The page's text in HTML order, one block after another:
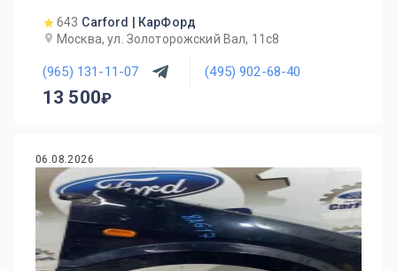
643 Carford | КарФорд
Москва, ул. Золоторожский Вал, 11с8
(965) 131-11-07 (495) 902-68-40
13 500
06.08.2026